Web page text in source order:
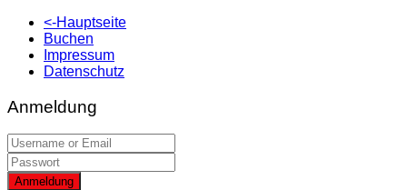
<-Hauptseite
Buchen
Impressum
Datenschutz
Anmeldung
Anmeldung